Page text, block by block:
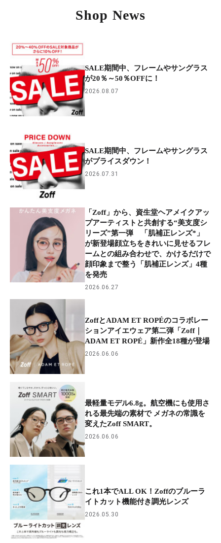
Shop News
SALE期間中、フレームやサングラス
が20％～50％OFFに！
2026.08.07
SALE期間中、フレームやサングラス
がプライスダウン！
2026.07.31
「Zoff」から、資生堂ヘアメイクアッ
プアーティストと共創する“美支度シ
リーズ”第一弾 「肌補正レンズ*」
が新登場顔立ちをきれいに見せるフレ
ームとの組み合わせで、かけるだけで
顔印象まで整う「肌補正レンズ」4種
を発売
2026.06.27
ZoffとADAM ET ROPÉのコラボレー
ションアイエウェア第二弾「Zoff｜
ADAM ET ROPÉ」新作全18種が登場
2026.06.06
最軽量モデル6.8g。航空機にも使用さ
れる最先端の素材で メガネの常識を
変えたZoff SMART。
2026.06.06
これ1本でALL OK！Zoffのブルーラ
イトカット機能付き調光レンズ
2026.05.30